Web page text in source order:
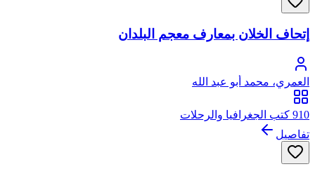
إتحاف الخلان بمعارف معجم البلدان
العمري، محمد أبو عبد الله
910 كتب الجغرافيا والرحلات
تفاصيل